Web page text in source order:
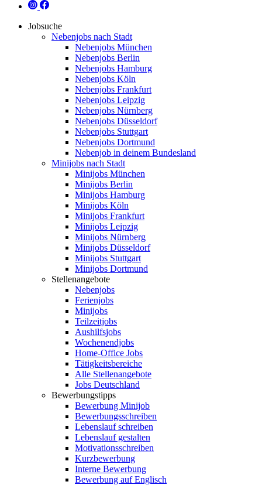
Jobsuche
Nebenjobs nach Stadt
Nebenjobs München
Nebenjobs Berlin
Nebenjobs Hamburg
Nebenjobs Köln
Nebenjobs Frankfurt
Nebenjobs Leipzig
Nebenjobs Nürnberg
Nebenjobs Düsseldorf
Nebenjobs Stuttgart
Nebenjobs Dortmund
Nebenjob in deinem Bundesland
Minijobs nach Stadt
Minijobs München
Minijobs Berlin
Minijobs Hamburg
Minijobs Köln
Minijobs Frankfurt
Minijobs Leipzig
Minijobs Nürnberg
Minijobs Düsseldorf
Minijobs Stuttgart
Minijobs Dortmund
Stellenangebote
Nebenjobs
Ferienjobs
Minijobs
Teilzeitjobs
Aushilfsjobs
Wochenendjobs
Home-Office Jobs
Tätigkeitsbereiche
Alle Stellenangebote
Jobs Deutschland
Bewerbungstipps
Bewerbung Minijob
Bewerbungsschreiben
Lebenslauf schreiben
Lebenslauf gestalten
Motivationsschreiben
Kurzbewerbung
Interne Bewerbung
Bewerbung auf Englisch